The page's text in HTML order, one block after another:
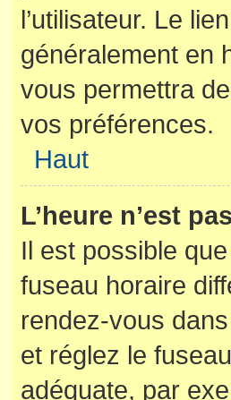
l’utilisateur. Le
généralement en
vous permettra
vos préférences.
Haut
L’heure n’est
Il est possible
fuseau horaire
rendez-vous
et réglez le
adéquate, par